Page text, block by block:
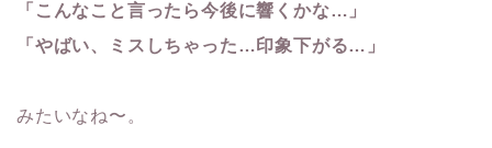
「こんなこと言ったら今後に響くかな…」
「やばい、ミスしちゃった…印象下がる…」
みたいなね〜。